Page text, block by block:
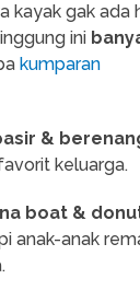
kayak gak ada
ini
kumparan
&
keluarga.
boat &
anak-anak